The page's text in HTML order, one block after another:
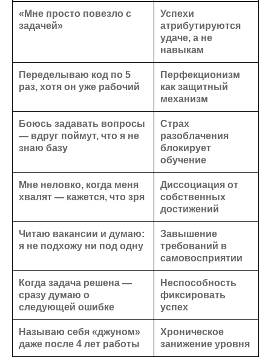
«Мне просто повезло с
задачей»
Успехи
атрибутируются
удаче, а не
навыкам
Переделываю код по 5
раз, хотя он уже рабочий
Перфекционизм
как защитный
механизм
Боюсь задавать вопросы
— вдруг поймут, что я не
знаю базу
Страх
разоблачения
блокирует
обучение
Мне неловко, когда меня
хвалят — кажется, что зря
Диссоциация от
собственных
достижений
Читаю вакансии и думаю:
я не подхожу ни под одну
Завышение
требований в
самовосприятии
Когда задача решена —
сразу думаю о
следующей ошибке
Неспособность
фиксировать
успех
Называю себя «джуном»
даже после 4 лет работы
Хроническое
занижение уровня